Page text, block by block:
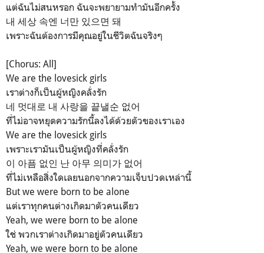
แต่ฉันไม่สนหรอก ฉันจะพยายามทำมันอีกครั้ง
내 세상 속엔 너만 있으면 돼
เพราะฉันต้องการมีคุณอยู่ในชีวิตฉันจริงๆ
[Chorus: All]
We are the lovesick girls
เราต่างก็เป็นผู้หญิงคลั่งรัก
네 멋대로 내 사랑을 끝낼순 없어
ที่ไม่อาจหยุดความรักนี้ลงได้ด้วยตัวของเราเอง
We are the lovesick girls
เพราะเรามันเป็นผู้หญิงที่คลั่งรัก
이 아픔 없인 난 아무 의미가 없어
ที่ไม่เหลือสิ่งใดเลยนอกจากความเจ็บปวดเหล่านี้
But we were born to be alone
แต่เราทุกคนต่างเกิดมาตัวคนเดียว
Yeah, we were born to be alone
ใช่ พวกเราต่างเกิดมาอยู่ตัวคนเดียว
Yeah, we were born to be alone